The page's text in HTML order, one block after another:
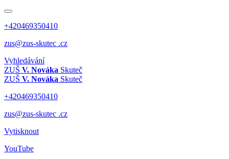
+420469350410
zus@zus-skutec .cz
Vyhledávání
ZUŠ V. Nováka Skuteč
ZUŠ V. Nováka Skuteč
+420469350410
zus@zus-skutec .cz
Vytisknout
YouTube